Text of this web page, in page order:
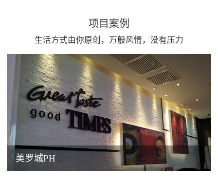
项目案例
生活方式由你原创，万般风情，没有压力
美罗城PH